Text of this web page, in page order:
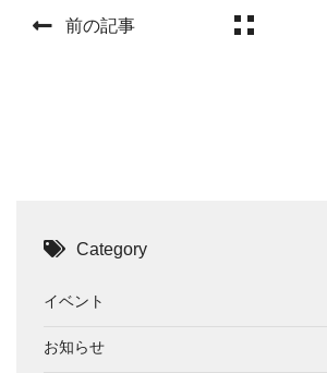
前の記事
Category
イベント
お知らせ